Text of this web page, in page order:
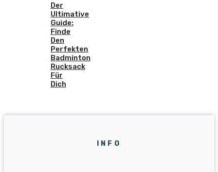
Der
Ultimative
Guide:
Finde
Den
Perfekten
Badminton
Rucksack
Für
Dich
INFO